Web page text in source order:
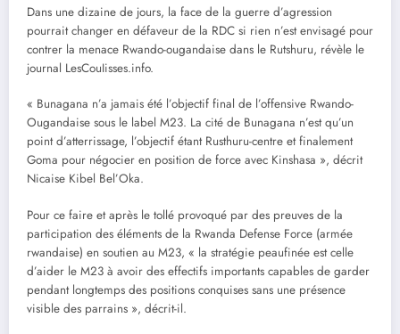
Dans une dizaine de jours, la face de la guerre d’agression
pourrait changer en défaveur de la RDC si rien n’est envisagé pour
contrer la menace Rwando-ougandaise dans le Rutshuru, révèle le
journal LesCouIisses.info.
« Bunagana n’a jamais été l’objectif final de l’offensive Rwando-
Ougandaise sous le label M23. La cité de Bunagana n’est qu’un
point d’atterrissage, l’objectif étant Rusthuru-centre et finalement
Goma pour négocier en position de force avec Kinshasa », décrit
Nicaise Kibel Bel’Oka.
Pour ce faire et après le tollé provoqué par des preuves de la
participation des éléments de la Rwanda Defense Force (armée
rwandaise) en soutien au M23, « la stratégie peaufinée est celle
d’aider le M23 à avoir des effectifs importants capables de garder
pendant longtemps des positions conquises sans une présence
visible des parrains », décrit-il.